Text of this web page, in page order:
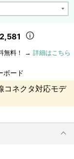
無料！ → 詳細はこちら
ボード
コネクタ対応モデ